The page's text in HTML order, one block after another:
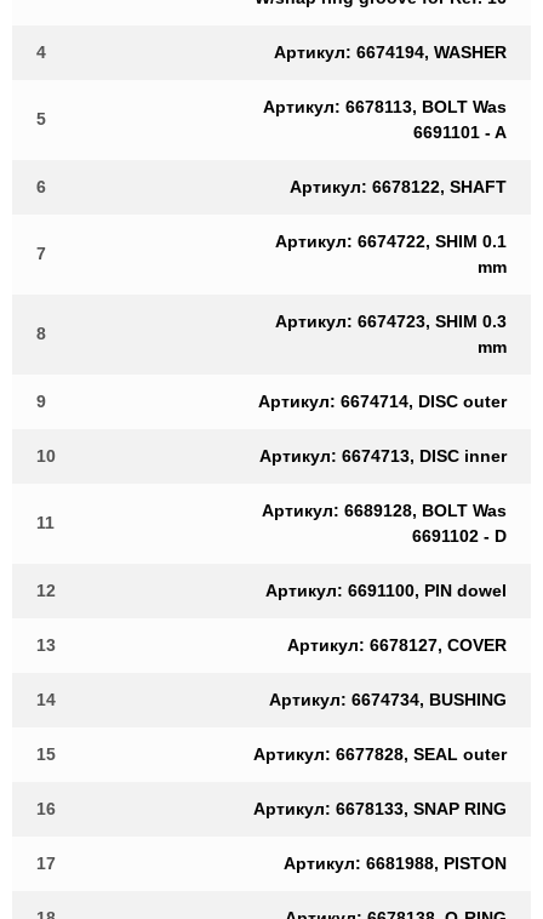
4 Артикул: 6674194, WASHER
5
Артикул: 6678113, BOLT Was
6691101 - A
6 Артикул: 6678122, SHAFT
7
Артикул: 6674722, SHIM 0.1
mm
8
Артикул: 6674723, SHIM 0.3
mm
9 Артикул: 6674714, DISC outer
10 Артикул: 6674713, DISC inner
11
Артикул: 6689128, BOLT Was
6691102 - D
12 Артикул: 6691100, PIN dowel
13 Артикул: 6678127, COVER
14 Артикул: 6674734, BUSHING
15 Артикул: 6677828, SEAL outer
16 Артикул: 6678133, SNAP RING
17 Артикул: 6681988, PISTON